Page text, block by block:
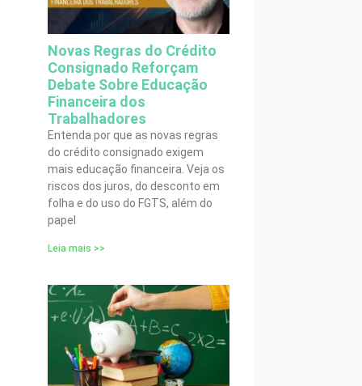
Novas Regras do Crédito
Consignado Reforçam
Debate Sobre Educação
Financeira dos
Trabalhadores
Entenda por que as novas regras
do crédito consignado exigem
mais educação financeira. Veja os
riscos dos juros, do desconto em
folha e do uso do FGTS, além do
papel
Leia mais >>